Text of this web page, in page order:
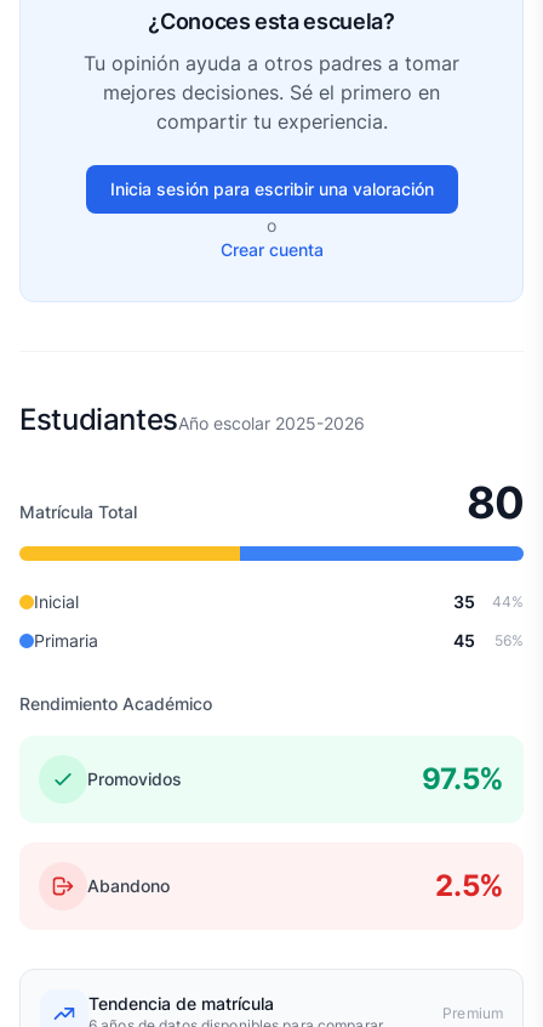
¿Conoces esta escuela?
Tu opinión ayuda a otros padres a tomar
mejores decisiones. Sé el primero en
compartir tu experiencia.
Inicia sesión para escribir una valoración
o
Crear cuenta
EstudiantesAño escolar 2025-2026
Matrícula Total 80
Inicial 35 44%
Primaria 45 56%
Rendimiento Académico
Promovidos 97.5%
Abandono 2.5%
Tendencia de matrícula Premium